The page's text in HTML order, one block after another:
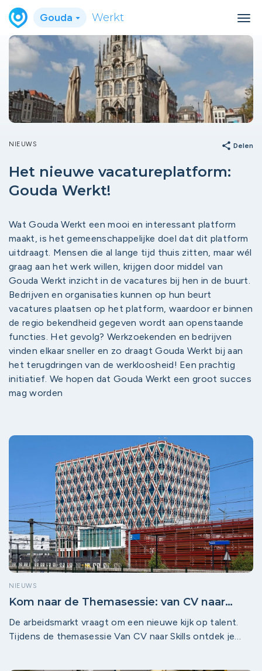
Gouda Werkt
NIEUWS share Delen
Het nieuwe vacatureplatform:
Gouda Werkt!
Wat Gouda Werkt een mooi en interessant platform
maakt, is het gemeenschappelijke doel dat dit platform
uitdraagt. Mensen die al lange tijd thuis zitten, maar wél
graag aan het werk willen, krijgen door middel van
Gouda Werkt inzicht in de vacatures bij hen in de buurt.
Bedrijven en organisaties kunnen op hun beurt
vacatures plaatsen op het platform, waardoor er binnen
de regio bekendheid gegeven wordt aan openstaande
functies. Het gevolg? Werkzoekenden en bedrijven
vinden elkaar sneller en zo draagt Gouda Werkt bij aan
het terugdringen van de werkloosheid! Een prachtig
initiatief. We hopen dat Gouda Werkt een groot succes
mag worden
NIEUWS
Kom naar de Themasessie: van CV naar
De arbeidsmarkt vraagt om een nieuwe kijk op talent.
Tijdens de themasessie Van CV naar Skills ontdek je